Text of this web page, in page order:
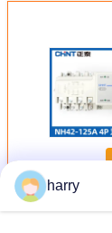
অধিকএটিএস
harry